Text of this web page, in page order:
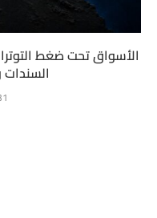
الأسواق تحت ضغط
31